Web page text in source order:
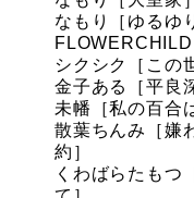
なもり［ゆるゆ
FLOWERCHILD
シクシク［この
金子ある［平良
未幡［私の百合
散葉ちんみ［嫌
約］
くわばらたもつ